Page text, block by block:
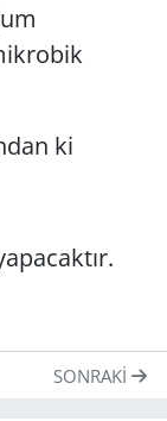
ki
SONRAKI